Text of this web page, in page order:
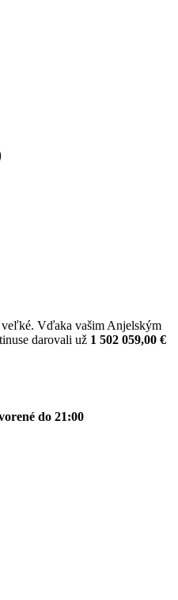
Vďaka vašim Anjelským
darovali už 1 502 059,00 €
do 21:00